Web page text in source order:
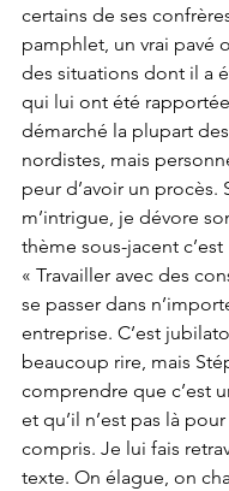
certains de ses
pamphlet, un vrai pavé
des situations dont il a
qui lui ont été
démarché la plupart
nordistes, mais
peur d’avoir un procès.
m’intrigue, je dévore
thème sous-jacent c’est
« Travailler avec des
se passer dans
entreprise. C’est
beaucoup rire, mais
comprendre que c’est
et qu’il n’est pas là
compris. Je lui fais
texte. On élague, on